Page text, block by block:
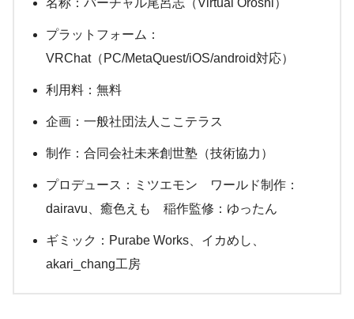
プラットフォーム：
VRChat（PC/MetaQuest/iOS/android対応）
利用料：無料
企画：一般社団法人ここテラス
制作：合同会社未来創世塾（技術協力）
プロデュース：ミツエモン ワールド制作：
dairavu、癒色えも 稲作監修：ゆったん
ギミック：Purabe Works、イカめし、
akari_chang工房